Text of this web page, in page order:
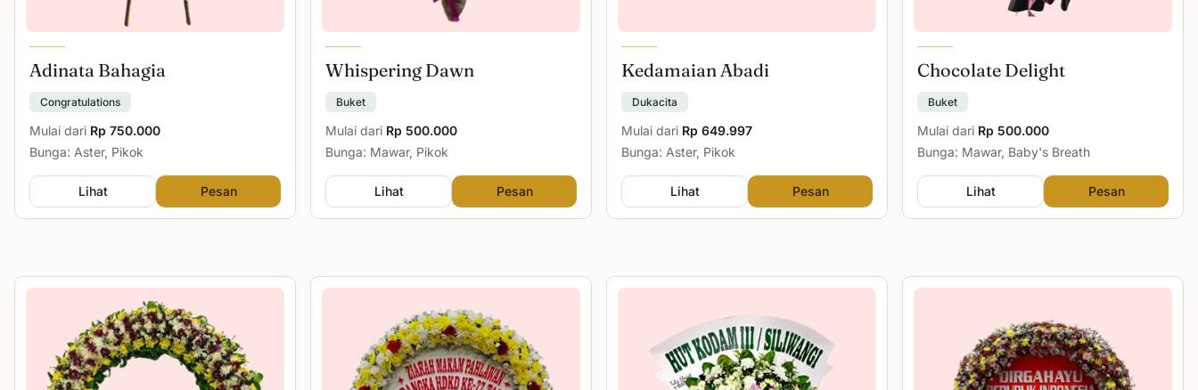
Adinata Bahagia
Congratulations
Mulai dari Rp 750.000
Bunga: Aster, Pikok
Lihat Pesan
Whispering Dawn
Buket
Mulai dari Rp 500.000
Bunga: Mawar, Pikok
Lihat Pesan
Kedamaian Abadi
Dukacita
Mulai dari Rp 649.997
Bunga: Aster, Pikok
Lihat Pesan
Chocolate Delight
Buket
Mulai dari Rp 500.000
Bunga: Mawar, Baby's Breath
Lihat Pesan